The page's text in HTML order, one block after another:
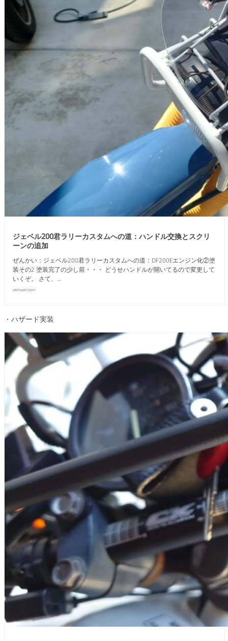
ジェベル200君ラリーカスタムへの道：ハンドル交換とスクリ
ーンの追加
ぜんかい：ジェベル200君ラリーカスタムへの道：DF200Eエンジン化②塗
装その2 塗装完了の少し前・・・ どうせハンドルが開いてるので変更して
いくぞ。 さて、…
szkhaven.com
・ハザード実装